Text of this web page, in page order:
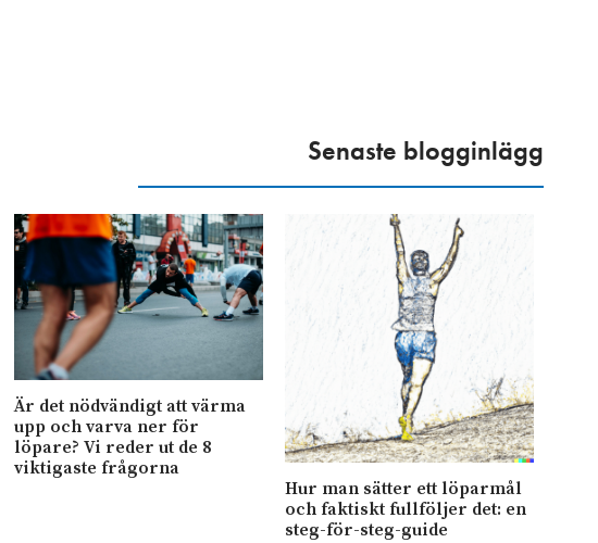
Senaste blogginlägg
Är det nödvändigt att värma
upp och varva ner för
löpare? Vi reder ut de 8
viktigaste frågorna
Hur man sätter ett löparmål
och faktiskt fullföljer det: en
steg-för-steg-guide